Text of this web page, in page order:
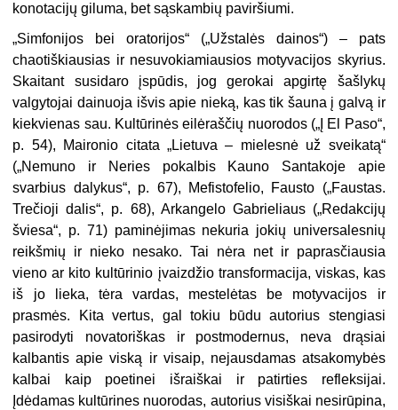
konotacijų giluma, bet sąskambių paviršiumi.
„Simfonijos bei oratorijos“ („Užstalės dainos“) – pats
chaotiškiausias ir nesuvokiamiausios motyvacijos skyrius.
Skaitant susidaro įspūdis, jog gerokai apgirtę šašlykų
valgytojai dainuoja išvis apie nieką, kas tik šauna į galvą ir
kiekvienas sau. Kultūrinės eilėraščių nuorodos („Į El Paso“,
p. 54), Maironio citata „Lietuva – mielesnė už sveikatą“
(„Nemuno ir Neries pokalbis Kauno Santakoje apie
svarbius dalykus“, p. 67), Mefistofelio, Fausto („Faustas.
Trečioji dalis“, p. 68), Arkangelo Gabrieliaus („Redakcijų
šviesa“, p. 71) paminėjimas nekuria jokių universalesnių
reikšmių ir nieko nesako. Tai nėra net ir paprasčiausia
vieno ar kito kultūrinio įvaizdžio transformacija, viskas, kas
iš jo lieka, tėra vardas, mestelėtas be motyvacijos ir
prasmės. Kita vertus, gal tokiu būdu autorius stengiasi
pasirodyti novatoriškas ir postmodernus, neva drąsiai
kalbantis apie viską ir visaip, nejausdamas atsakomybės
kalbai kaip poetinei išraiškai ir patirties refleksijai.
Įdėdamas kultūrines nuorodas, autorius visiškai nesirūpina,